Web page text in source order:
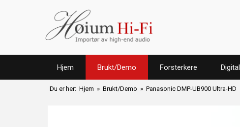
Hjem Brukt/Demo Forsterkere Digital
Du er her: Hjem » Brukt/Demo » Panasonic DMP-UB900 Ultra-HD